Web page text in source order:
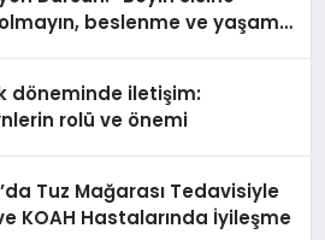
beslenme ve yaşam
döneminde iletişim:
rolü ve önemi
Tuz Mağarası Tedavisiyle
KOAH Hastalarında İyileşme